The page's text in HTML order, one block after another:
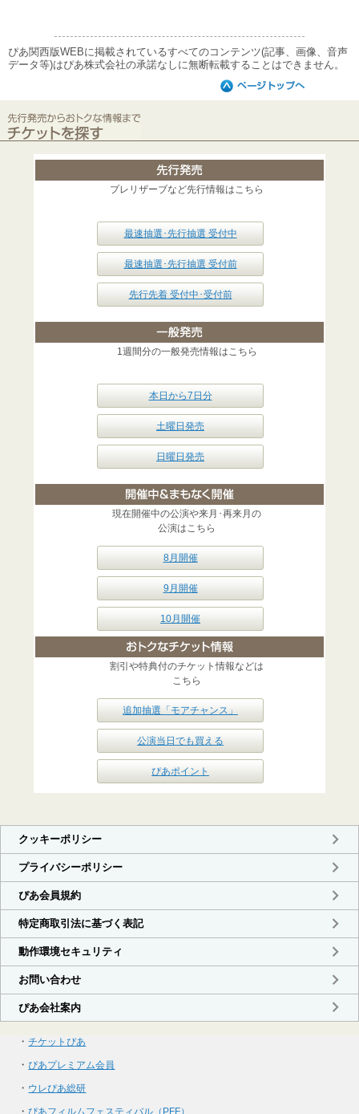
ぴあ関西版WEBに掲載されているすべてのコンテンツ(記事、画像、音声
データ等)はぴあ株式会社の承諾なしに無断転載することはできません。
プレリザーブなど先行情報はこちら
最速抽選･先行抽選 受付中
最速抽選･先行抽選 受付前
先行先着 受付中･受付前
1週間分の一般発売情報はこちら
本日から7日分
土曜日発売
日曜日発売
現在開催中の公演や来月･再来月の
公演はこちら
8月開催
9月開催
10月開催
割引や特典付のチケット情報などは
こちら
追加抽選「モアチャンス」
公演当日でも買える
ぴあポイント
・チケットぴあ
・ぴあプレミアム会員
・ ウレぴあ総研
・